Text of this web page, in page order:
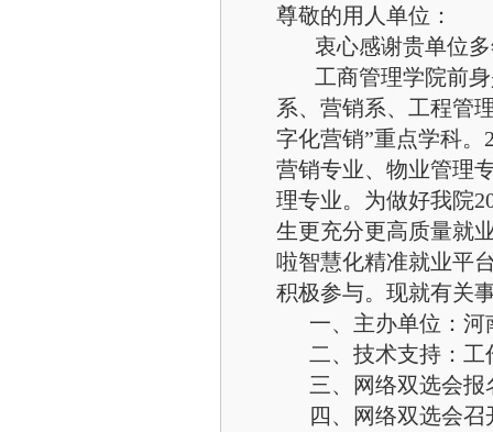
尊敬的用人单位：
衷心感谢贵单位多
工商管理学院前身
系、营销系、工程管
字化营销”重点学科。
营销专业、物业管理
理专业。为做好我院
生更充分更高质量就
啦智慧化精准就业平
积极参与。现就有关
一、主办单位：河
二、技术支持：工
三、网络双选会报
四、网络双选会召